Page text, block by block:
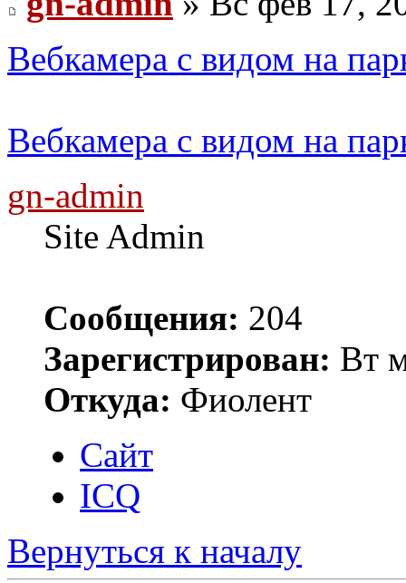
Вебкамера с видом на
Вебкамера с видом на
gn-admin
Site Admin
Сообщения: 204
Зарегистрирован: Вт
Откуда: Фиолент
Сайт
ICQ
Вернуться к началу